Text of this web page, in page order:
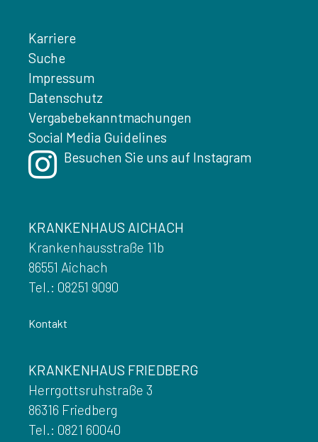
Karriere
Suche
Impressum
Datenschutz
Vergabebekanntmachungen
Social Media Guidelines
Besuchen Sie uns auf Instagram
KRANKENHAUS AICHACH
Krankenhausstraße 11b
86551 Aichach
Tel.: 08251 9090
Kontakt
KRANKENHAUS FRIEDBERG
Herrgottsruhstraße 3
86316 Friedberg
Tel.: 0821 60040